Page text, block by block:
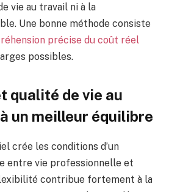
vie au travail ni à la
Une bonne méthode consiste
précise du coût réel
possibles.
qualité de vie au
un meilleur équilibre
crée les conditions d’un
entre vie professionnelle et
contribue fortement à la